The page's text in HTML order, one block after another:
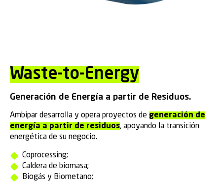
Waste-to-Energy
Generación de Energía a partir de Residuos.
Ambipar desarrolla y opera proyectos de generación de
energía a partir de residuos, apoyando la transición
energética de su negocio.
Coprocessing;
Caldera de biomasa;
Biogás y Biometano;